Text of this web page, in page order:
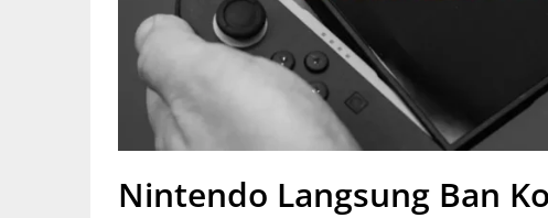
Nintendo Langsung Ban